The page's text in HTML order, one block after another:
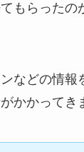
もらったの
などの情報
かかってき